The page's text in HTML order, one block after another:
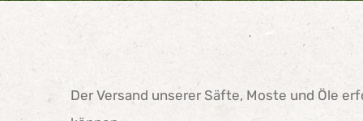
Der Versand unserer Säfte, Moste und Öle